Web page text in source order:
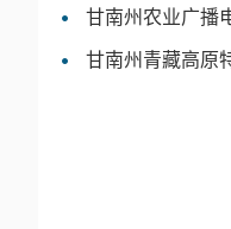
甘南州农业广播
甘南州青藏高原